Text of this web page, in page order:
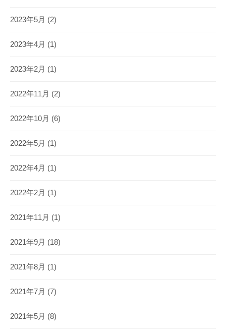
2023年5月 (2)
2023年4月 (1)
2023年2月 (1)
2022年11月 (2)
2022年10月 (6)
2022年5月 (1)
2022年4月 (1)
2022年2月 (1)
2021年11月 (1)
2021年9月 (18)
2021年8月 (1)
2021年7月 (7)
2021年5月 (8)